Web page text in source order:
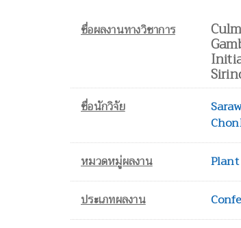
ชื่อผลงานทางวิชาการ
ชื่อนักวิจัย
หมวดหมู่ผลงาน
ประเภทผลงาน